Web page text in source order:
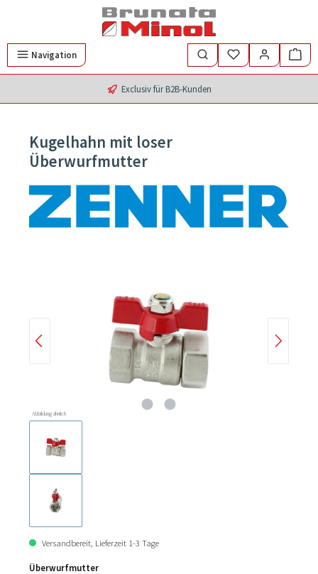
Zum Hauptinhalt springen
Navigation
Exclusiv für B2B-Kunden
Kugelhahn mit loser
Überwurfmutter
Abbildung ähnlich
Versandbereit, Lieferzeit 1-3 Tage
Überwurfmutter